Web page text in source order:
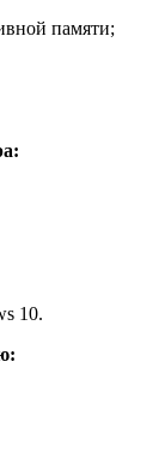
памяти;
10.
: